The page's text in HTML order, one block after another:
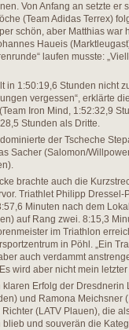
Von Anfang an setzte er
(Team Adidas Terrex)
schön, aber Matthias war
Haueis
laufen musste:
in 1:50:19,6 Stunden nicht
vergessen“, erklärte
Iron Mind, 1:52:32,9
Stunden als Dritte.
der Tscheche
Sacher (Salomon/
brachte auch die
Triathlet Philipp Dressel-
Minuten nach dem
auf Rang zwei. 8:15,3
im Triathlon
in Pöhl. „Ein
auch verdammt
wird aber nicht mein
Erfolg der
und Ramona Meichsner
(LATV Plauen), die
und souverän die